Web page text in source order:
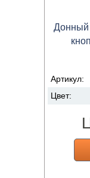
Донный
Артикул:
Цвет: